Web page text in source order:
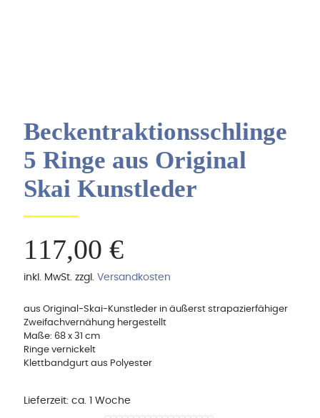
Beckentraktionsschlinge
5 Ringe aus Original
Skai Kunstleder
117,00 €
inkl. MwSt. zzgl. Versandkosten
aus Original-Skai-Kunstleder in äußerst strapazierfähiger
Zweifachvernähung hergestellt
Maße: 68 x 31 cm
Ringe vernickelt
Klettbandgurt aus Polyester
Lieferzeit: ca. 1 Woche